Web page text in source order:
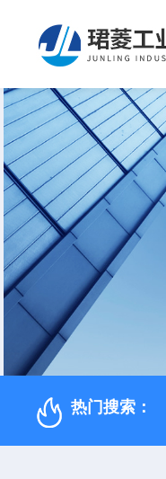
热门搜索：